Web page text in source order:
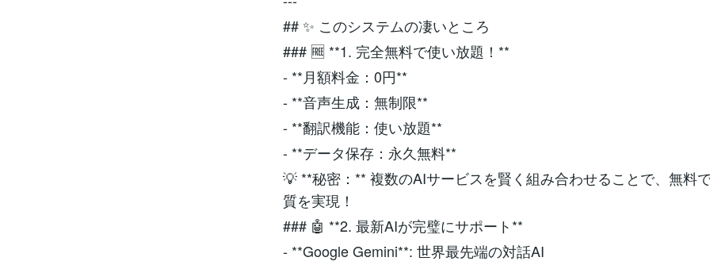
## ✨ このシステムの凄いところ
### 🆓 **1. 完全無料で使い放題！**
- **月額料金：0円**
- **音声生成：無制限**
- **翻訳機能：使い放題**
- **データ保存：永久無料**
💡 **秘密：** 複数のAIサービスを賢く組み合わせることで、無料
質を実現！
### 🤖 **2. 最新AIが完璧にサポート**
- **Google Gemini**: 世界最先端の対話AI